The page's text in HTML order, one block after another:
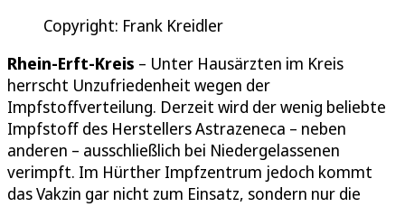
Copyright: Frank Kreidler
Rhein-Erft-Kreis – Unter Hausärzten im Kreis
herrscht Unzufriedenheit wegen der
Impfstoffverteilung. Derzeit wird der wenig beliebte
Impfstoff des Herstellers Astrazeneca – neben
anderen – ausschließlich bei Niedergelassenen
verimpft. Im Hürther Impfzentrum jedoch kommt
das Vakzin gar nicht zum Einsatz, sondern nur die